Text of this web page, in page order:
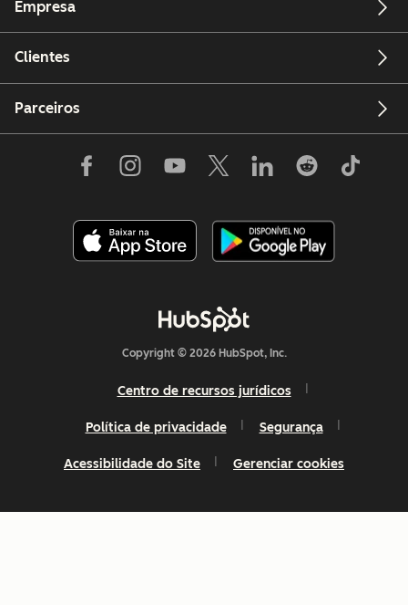
Empresa
Clientes
Parceiros
Copyright © 2026 HubSpot, Inc.
Centro de recursos jurídicos
Política de privacidade Segurança
Acessibilidade do Site Gerenciar cookies